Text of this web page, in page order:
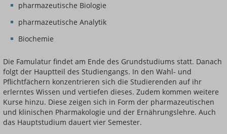
pharmazeutische Biologie
pharmazeutische Analytik
Biochemie
Die Famulatur findet am Ende des Grundstudiums statt. Danach
folgt der Hauptteil des Studiengangs. In den Wahl- und
Pflichtfächern konzentrieren sich die Studierenden auf ihr
erlerntes Wissen und vertiefen dieses. Zudem kommen weitere
Kurse hinzu. Diese zeigen sich in Form der pharmazeutischen
und klinischen Pharmakologie und der Ernährungslehre. Auch
das Hauptstudium dauert vier Semester.